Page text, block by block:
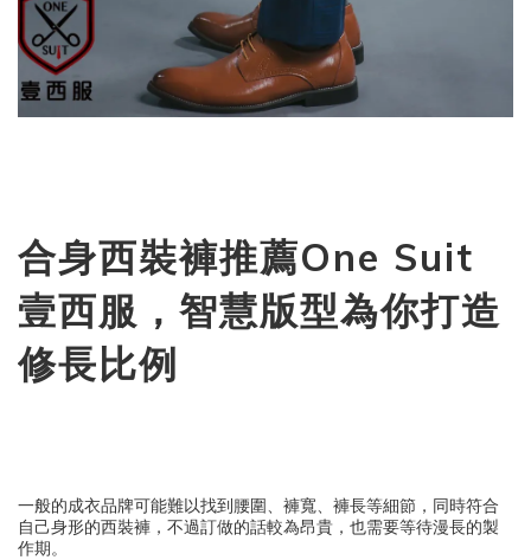
合身西裝褲推薦One Suit
壹西服，智慧版型為你打造
修長比例
一般的成衣品牌可能難以找到腰圍、褲寬、褲長等細節，同時符合
自己身形的西裝褲，不過訂做的話較為昂貴，也需要等待漫長的製
作期。